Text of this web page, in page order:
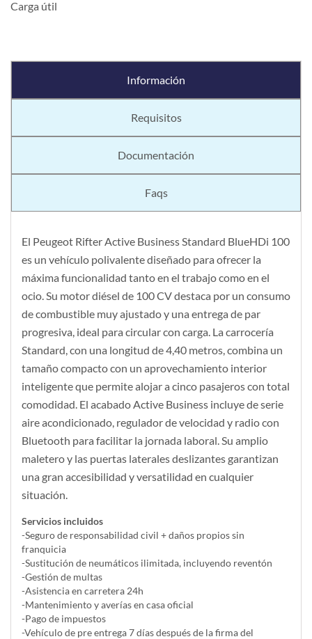
Carga útil
Información
Requisitos
Documentación
Faqs
El Peugeot Rifter Active Business Standard BlueHDi 100
es un vehículo polivalente diseñado para ofrecer la
máxima funcionalidad tanto en el trabajo como en el
ocio. Su motor diésel de 100 CV destaca por un consumo
de combustible muy ajustado y una entrega de par
progresiva, ideal para circular con carga. La carrocería
Standard, con una longitud de 4,40 metros, combina un
tamaño compacto con un aprovechamiento interior
inteligente que permite alojar a cinco pasajeros con total
comodidad. El acabado Active Business incluye de serie
aire acondicionado, regulador de velocidad y radio con
Bluetooth para facilitar la jornada laboral. Su amplio
maletero y las puertas laterales deslizantes garantizan
una gran accesibilidad y versatilidad en cualquier
situación.
Servicios incluidos
-Seguro de responsabilidad civil + daños propios sin
franquicia
-Sustitución de neumáticos ilimitada, incluyendo reventón
-Gestión de multas
-Asistencia en carretera 24h
-Mantenimiento y averías en casa oficial
-Pago de impuestos
-Vehículo de pre entrega 7 días después de la firma del